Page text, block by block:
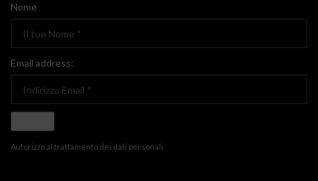
Nome
Email address:
Autorizzo al trattamento dei dati personali